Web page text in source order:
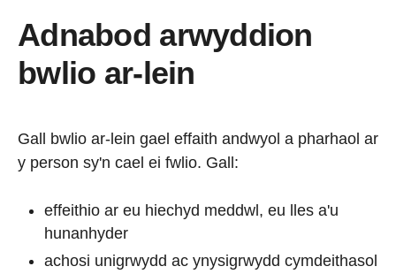
Adnabod arwyddion
bwlio ar-lein
Gall bwlio ar-lein gael effaith andwyol a pharhaol ar
y person sy'n cael ei fwlio. Gall:
effeithio ar eu hiechyd meddwl, eu lles a'u
hunanhyder
achosi unigrwydd ac ynysigrwydd cymdeithasol